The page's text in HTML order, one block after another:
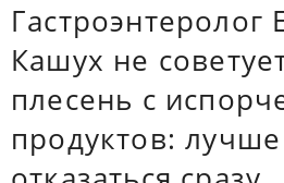
Гастроэнтеролог
Кашух не
плесень с
продуктов: